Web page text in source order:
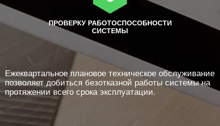
ПРОВЕРКУ РАБОТОСПОСОБНОСТИ
СИСТЕМЫ
Ежеквартальное плановое техническое обслуживание
позволяет добиться безотказной работы системы на
протяжении всего срока эксплуатации.